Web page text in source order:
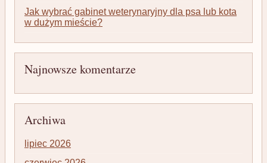
Jak wybrać gabinet weterynaryjny dla psa lub kota
w dużym mieście?
Najnowsze komentarze
Archiwa
lipiec 2026